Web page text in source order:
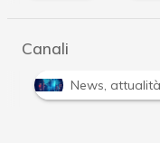
Canali
hacker e Malware: